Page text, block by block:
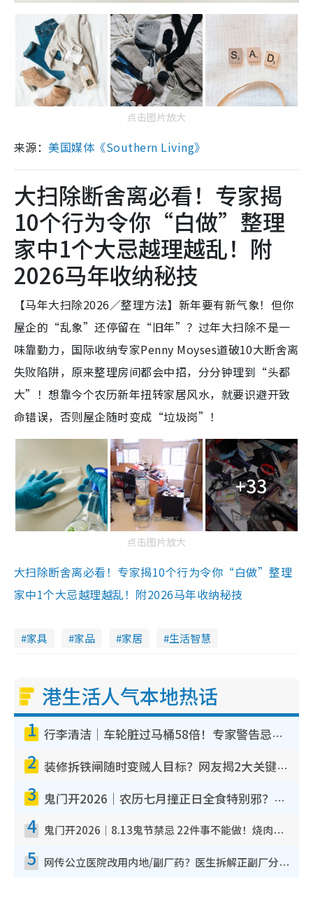
点击图片放大
来源： 美国媒体《Southern Living》
大扫除断舍离必看！专家揭
10个行为令你“白做”整理
家中1个大忌越理越乱！附
2026马年收纳秘技
【马年大扫除2026／整理方法】新年要有新气象！但你
屋企的“乱象”还停留在“旧年”？过年大扫除不是一
味靠勤力，国际收纳专家Penny Moyses道破10大断舍离
失败陷阱，原来整理房间都会中招，分分钟理到“头都
大”！想靠今个农历新年扭转家居风水，就要识避开致
命错误，否则屋企随时变成“垃圾岗”！
+33
点击图片放大
大扫除断舍离必看！专家揭10个行为令你“白做”整理
家中1个大忌越理越乱！附2026马年收纳秘技
家具 家品 家居 生活智慧
港生活人气本地热话
1 行李清洁｜车轮脏过马桶58倍！专家警告忌用酒精擦 教1招免脏手除菌
2 装修拆铁闸随时变贼人目标？网友揭2大关键用途：装新款等于白装？附新旧铁闸分别
3 鬼门开2026｜农历七月撞正日全食特别邪？专家警告切忌做一事！揭4大禁忌+2招保平安
4 鬼门开2026｜8.13鬼节禁忌 22件事不能做！烧肉、刺身要少食？半夜勿吹口哨/打给个电话
5 网传公立医院改用内地/副厂药？医生拆解正副厂分别，揭4类人换药随时出事